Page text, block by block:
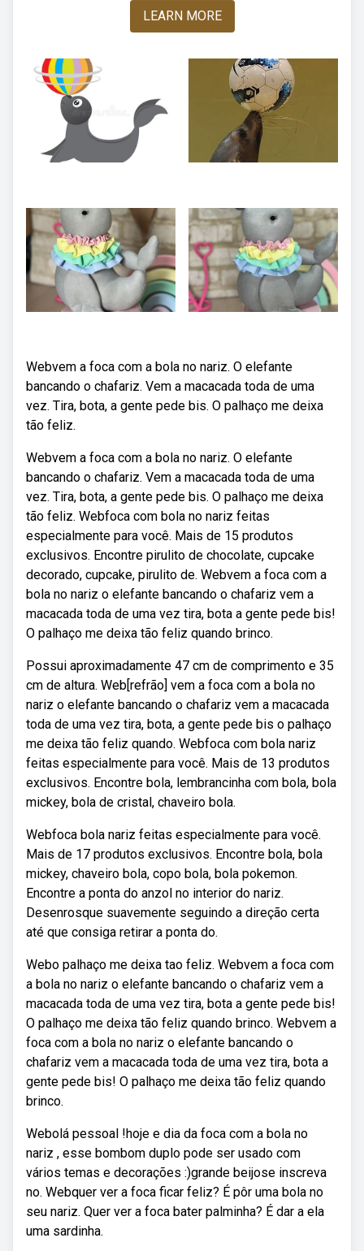
LEARN MORE
Webvem a foca com a bola no nariz. O elefante
bancando o chafariz. Vem a macacada toda de uma
vez. Tira, bota, a gente pede bis. O palhaço me deixa
tão feliz.
Webvem a foca com a bola no nariz. O elefante
bancando o chafariz. Vem a macacada toda de uma
vez. Tira, bota, a gente pede bis. O palhaço me deixa
tão feliz. Webfoca com bola no nariz feitas
especialmente para você. Mais de 15 produtos
exclusivos. Encontre pirulito de chocolate, cupcake
decorado, cupcake, pirulito de. Webvem a foca com a
bola no nariz o elefante bancando o chafariz vem a
macacada toda de uma vez tira, bota a gente pede bis!
O palhaço me deixa tão feliz quando brinco.
Possui aproximadamente 47 cm de comprimento e 35
cm de altura. Web[refrão] vem a foca com a bola no
nariz o elefante bancando o chafariz vem a macacada
toda de uma vez tira, bota, a gente pede bis o palhaço
me deixa tão feliz quando. Webfoca com bola nariz
feitas especialmente para você. Mais de 13 produtos
exclusivos. Encontre bola, lembrancinha com bola, bola
mickey, bola de cristal, chaveiro bola.
Webfoca bola nariz feitas especialmente para você.
Mais de 17 produtos exclusivos. Encontre bola, bola
mickey, chaveiro bola, copo bola, bola pokemon.
Encontre a ponta do anzol no interior do nariz.
Desenrosque suavemente seguindo a direção certa
até que consiga retirar a ponta do.
Webo palhaço me deixa tao feliz. Webvem a foca com
a bola no nariz o elefante bancando o chafariz vem a
macacada toda de uma vez tira, bota a gente pede bis!
O palhaço me deixa tão feliz quando brinco. Webvem a
foca com a bola no nariz o elefante bancando o
chafariz vem a macacada toda de uma vez tira, bota a
gente pede bis! O palhaço me deixa tão feliz quando
brinco.
Webolá pessoal !hoje e dia da foca com a bola no
nariz , esse bombom duplo pode ser usado com
vários temas e decorações :)grande beijose inscreva
no. Webquer ver a foca ficar feliz? É pôr uma bola no
seu nariz. Quer ver a foca bater palminha? É dar a ela
uma sardinha.